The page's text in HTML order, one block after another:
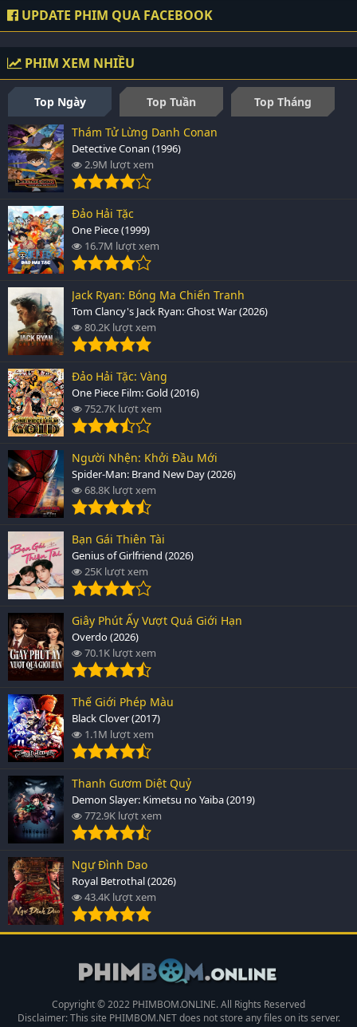
UPDATE PHIM QUA FACEBOOK
PHIM XEM NHIỀU
Top Ngày Top Tuần
Top Tháng
Thám Tử Lừng Danh Conan
Detective Conan (1996)
2.9M lượt xem
Đảo Hải Tặc
One Piece (1999)
16.7M lượt xem
Jack Ryan: Bóng Ma Chiến Tranh
Tom Clancy's Jack Ryan: Ghost War (2026)
80.2K lượt xem
Đảo Hải Tặc: Vàng
One Piece Film: Gold (2016)
752.7K lượt xem
Người Nhện: Khởi Đầu Mới
Spider-Man: Brand New Day (2026)
68.8K lượt xem
Bạn Gái Thiên Tài
Genius of Girlfriend (2026)
25K lượt xem
Giây Phút Ấy Vượt Quá Giới Hạn
Overdo (2026)
70.1K lượt xem
Thế Giới Phép Màu
Black Clover (2017)
1.1M lượt xem
Thanh Gươm Diệt Quỷ
Demon Slayer: Kimetsu no Yaiba (2019)
772.9K lượt xem
Ngự Đình Dao
Royal Betrothal (2026)
43.4K lượt xem
Copyright © 2022 PHIMBOM.ONLINE. All Rights Reserved
Disclaimer: This site PHIMBOM.NETdoes not store any files on its server.